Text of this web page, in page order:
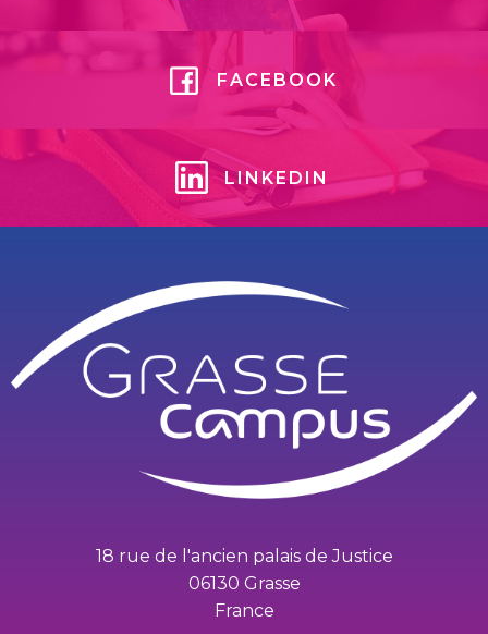
FACEBOOK
LINKEDIN
18 rue de l'ancien palais de Justice
06130 Grasse
France